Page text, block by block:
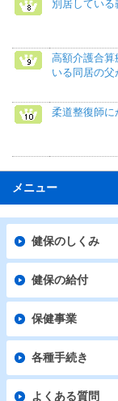
別居してい
高額介護合算
いる同居の父
柔道整復師に
メニュー
健保のしくみ
健保の給付
保健事業
各種手続き
よくある質問